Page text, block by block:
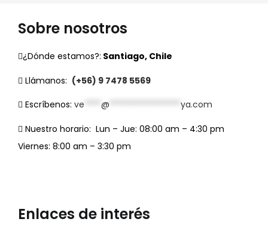
Sobre nosotros
¿Dónde estamos?: Santiago, Chile
Llámanos: (+56) 9 7478 5569
Escríbenos: ve @ ya.com
Nuestro horario: Lun – Jue: 08:00 am – 4:30 pm
Viernes: 8:00 am – 3:30 pm
Enlaces de interés